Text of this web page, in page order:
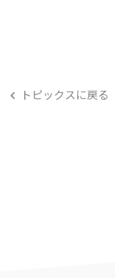
トピックスに戻る